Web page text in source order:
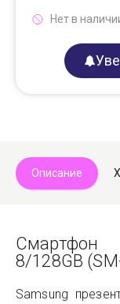
Нет в
Описание
8/128GB
Samsung